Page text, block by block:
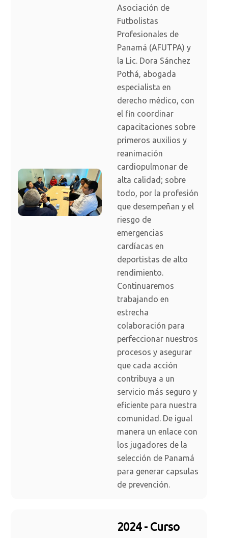
Asociación de
Futbolistas
Profesionales de
Panamá (AFUTPA) y
la Lic. Dora Sánchez
Pothá, abogada
especialista en
derecho médico, con
el fin coordinar
capacitaciones sobre
primeros auxilios y
reanimación
cardiopulmonar de
alta calidad; sobre
todo, por la profesión
que desempeñan y el
riesgo de
emergencias
cardíacas en
deportistas de alto
rendimiento.
Continuaremos
trabajando en
estrecha
colaboración para
perfeccionar nuestros
procesos y asegurar
que cada acción
contribuya a un
servicio más seguro y
eficiente para nuestra
comunidad. De igual
manera un enlace con
los jugadores de la
selección de Panamá
para generar capsulas
de prevención.
2024 - Curso